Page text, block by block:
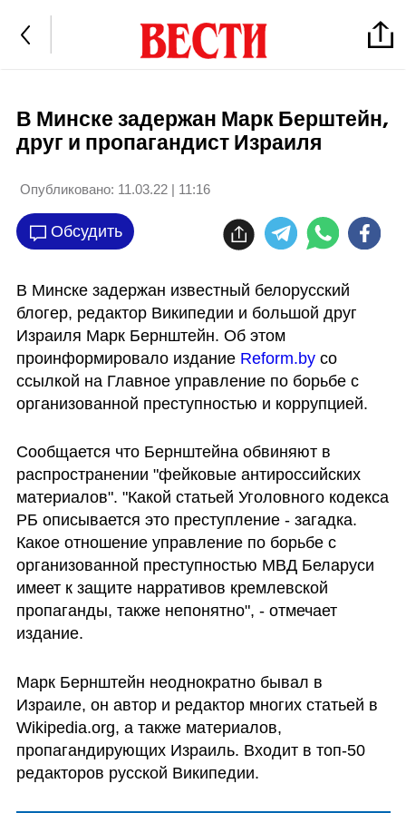
В Минске задержан Марк Берштейн,
друг и пропагандист Израиля
Опубликовано: 11.03.22 | 11:16
Обсудить
В Минске задержан известный белорусский
блогер, редактор Википедии и большой друг
Израиля Марк Бернштейн. Об этом
проинформировало издание Reform.by со
ссылкой на Главное управление по борьбе с
организованной преступностью и коррупцией.
Сообщается что Бернштейна обвиняют в
распространении "фейковые антироссийских
материалов". "Какой статьей Уголовного кодекса
РБ описывается это преступление - загадка.
Какое отношение управление по борьбе с
организованной преступностью МВД Беларуси
имеет к защите нарративов кремлевской
пропаганды, также непонятно", - отмечает
издание.
Марк Бернштейн неоднократно бывал в
Израиле, он автор и редактор многих статьей в
Wikipedia.org, а также материалов,
пропагандирующих Израиль. Входит в топ-50
редакторов русской Википедии.